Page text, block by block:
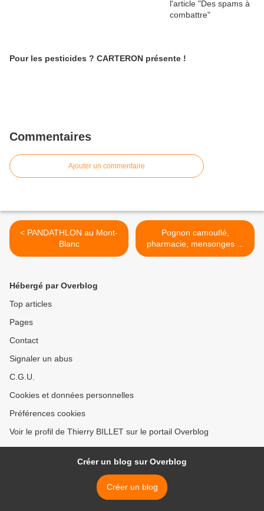
Pour les pesticides ? CARTERON présente !
Commentaires
Ajouter un commentaire
< PANDATHLON au Mont-
Blanc
Pognon camouflé,
pharmacie, mensonges et
biodiversité en politique >
Hébergé par Overblog
Top articles
Pages
Contact
Signaler un abus
C.G.U.
Cookies et données personnelles
Préférences cookies
Voir le profil de Thierry BILLET sur le portail Overblog
Créer un blog sur Overblog
Créer un blog